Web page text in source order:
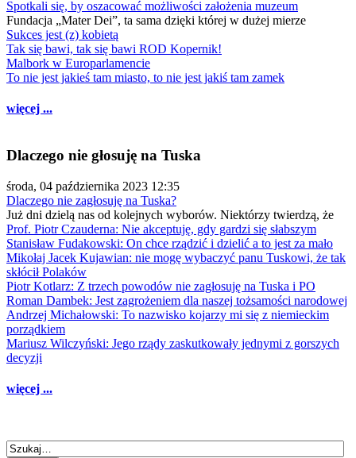
Spotkali się, by oszacować możliwości założenia muzeum
Fundacja „Mater Dei”, ta sama dzięki której w dużej mierze
Sukces jest (z) kobietą
Tak się bawi, tak się bawi ROD Kopernik!
Malbork w Europarlamencie
To nie jest jakieś tam miasto, to nie jest jakiś tam zamek
więcej ...
Dlaczego nie głosuję na Tuska
środa, 04 października 2023 12:35
Dlaczego nie zagłosuję na Tuska?
Już dni dzielą nas od kolejnych wyborów. Niektórzy twierdzą, że
Prof. Piotr Czauderna: Nie akceptuję, gdy gardzi się słabszym
Stanisław Fudakowski: On chce rządzić i dzielić a to jest za mało
Mikołaj Jacek Kujawian: nie mogę wybaczyć panu Tuskowi, że tak
skłócił Polaków
Piotr Kotlarz: Z trzech powodów nie zagłosuję na Tuska i PO
Roman Dambek: Jest zagrożeniem dla naszej tożsamości narodowej
Andrzej Michałowski: To nazwisko kojarzy mi się z niemieckim
porządkiem
Mariusz Wilczyński: Jego rządy zaskutkowały jednymi z gorszych
decyzji
więcej ...